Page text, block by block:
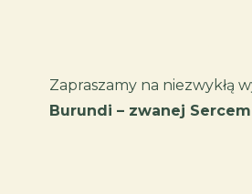
Zapraszamy na niezwykłą
Burundi – zwanej